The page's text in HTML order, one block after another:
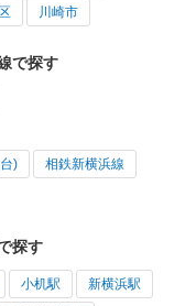
川崎市
で探す
) 相鉄新横浜線
探す
小机駅 新横浜駅